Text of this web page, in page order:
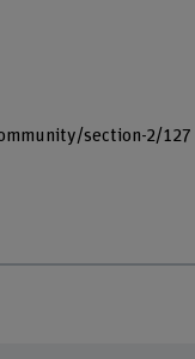
section-2/127